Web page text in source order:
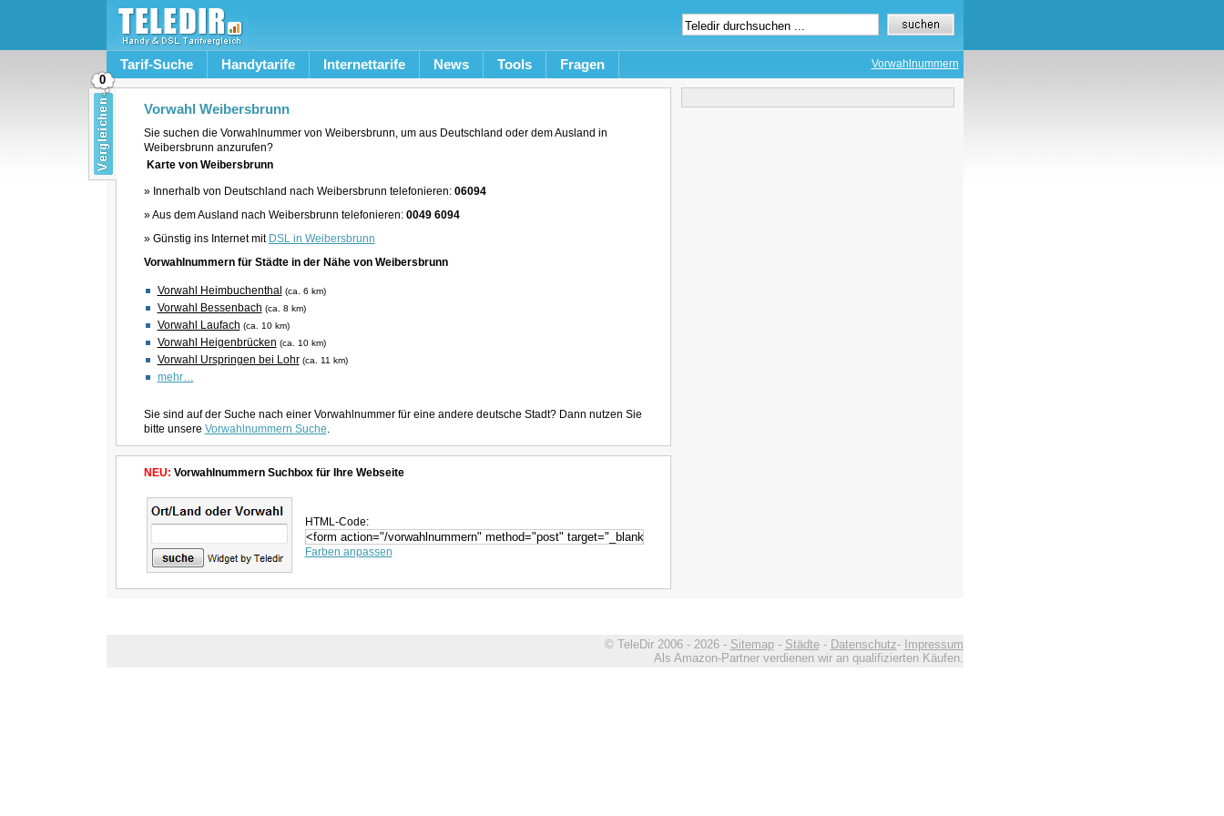
Tarif-Suche Handytarife Internettarife News Tools Fragen Vorwahlnummern
Vorwahl Weibersbrunn
Sie suchen die Vorwahlnummer von Weibersbrunn, um aus Deutschland oder dem Ausland in
Weibersbrunn anzurufen?
Karte von Weibersbrunn
» Innerhalb von Deutschland nach Weibersbrunn telefonieren: 06094
» Aus dem Ausland nach Weibersbrunn telefonieren: 0049 6094
» Günstig ins Internet mit DSL in Weibersbrunn
Vorwahlnummern für Städte in der Nähe von Weibersbrunn
Vorwahl Heimbuchenthal (ca. 6 km)
Vorwahl Bessenbach (ca. 8 km)
Vorwahl Laufach (ca. 10 km)
Vorwahl Heigenbrücken (ca. 10 km)
Vorwahl Urspringen bei Lohr (ca. 11 km)
mehr…
Sie sind auf der Suche nach einer Vorwahlnummer für eine andere deutsche Stadt? Dann nutzen Sie
bitte unsere Vorwahlnummern Suche.
NEU: Vorwahlnummern Suchbox für Ihre Webseite
HTML-Code:
Farben anpassen
© TeleDir 2006 - 2026 - Sitemap- Städte- Datenschutz- Impressum
Als Amazon-Partner verdienen wir an qualifizierten Käufen.
0